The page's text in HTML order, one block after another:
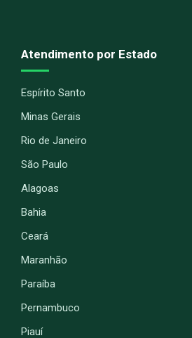
Atendimento por Estado
Espírito Santo
Minas Gerais
Rio de Janeiro
São Paulo
Alagoas
Bahia
Ceará
Maranhão
Paraíba
Pernambuco
Piauí